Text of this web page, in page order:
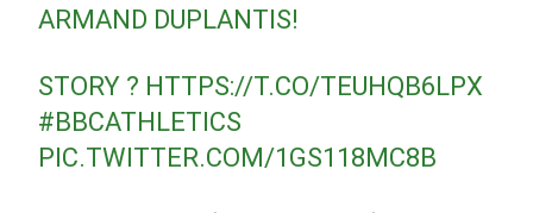
ARMAND DUPLANTIS!
STORY ? HTTPS://T.CO/TEUHQB6LPX
#BBCATHLETICS
PIC.TWITTER.COM/1GS118MC8B